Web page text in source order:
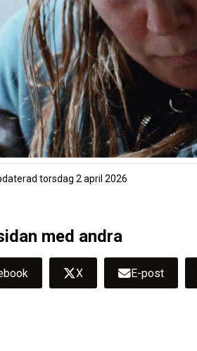
torsdag 2 april 2026
med andra
X E-post